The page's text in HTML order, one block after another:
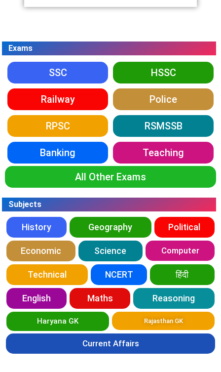
Exams
SSC HSSC
Railway Police
RPSC RSMSSB
Banking Teaching
All Other Exams
Subjects
History Geography Political
Economic Science Computer
Technical NCERT हिंदी
English Maths Reasoning
Haryana GK Rajasthan GK
Current Affairs